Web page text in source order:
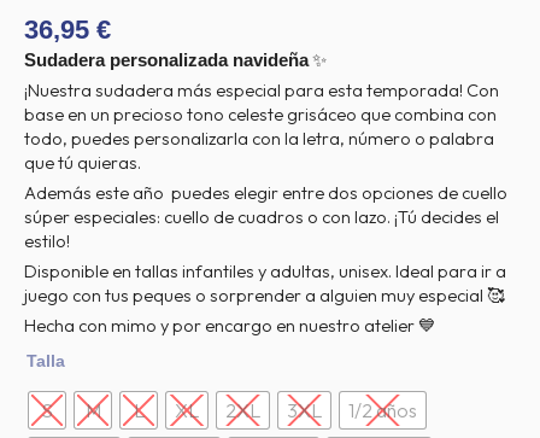
36,95 €
Sudadera personalizada navideña✨
¡Nuestra sudadera más especial para esta temporada! Con
base en un precioso tono celeste grisáceo que combina con
todo, puedes personalizarla con la letra, número o palabra
que tú quieras.
Además este año puedes elegir entre dos opciones de cuello
súper especiales: cuello de cuadros o con lazo. ¡Tú decides el
estilo!
Disponible en tallas infantiles y adultas, unisex. Ideal para ir a
juego con tus peques o sorprender a alguien muy especial 🥰
Hecha con mimo y por encargo en nuestro atelier 💙
Talla
S M L XL 2XL 3XL
1/2 años
Sudadera
navidad
personalizada